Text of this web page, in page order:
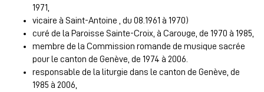
1971,
vicaire à Saint-Antoine , du 08.1961 à 1970)
curé de la Paroisse Sainte-Croix, à Carouge, de 1970 à 1985,
membre de la Commission romande de musique sacrée
pour le canton de Genève, de 1974 à 2006.
responsable de la liturgie dans le canton de Genève, de
1985 à 2006,